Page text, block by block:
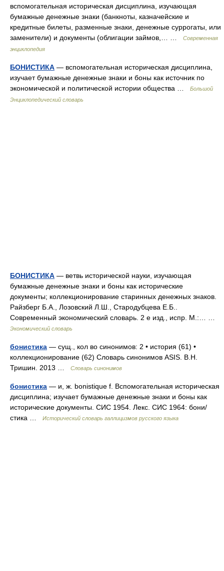
вспомогательная историческая дисциплина, изучающая
бумажные денежные знаки (банкноты, казначейские и
кредитные билеты, разменные знаки, денежные суррогаты, или
заменители) и документы (облигации займов,… …
Современная
энциклопедия
БОНИСТИКА — вспомогательная историческая дисциплина,
изучает бумажные денежные знаки и боны как источник по
экономической и политической истории общества …
Большой
Энциклопедический словарь
БОНИСТИКА — ветвь исторической науки, изучающая
бумажные денежные знаки и боны как исторические
документы; коллекционирование старинных денежных знаков.
Райзберг Б.А., Лозовский Л.Ш., Стародубцева Е.Б..
Современный экономический словарь. 2 е изд., испр. М.:… …
Экономический словарь
бонистика — сущ., кол во синонимов: 2 • история (61) •
коллекционирование (62) Словарь синонимов ASIS. В.Н.
Тришин. 2013 …
Словарь синонимов
бонистика — и, ж. bonistique f. Вспомогательная историческая
дисциплина; изучает бумажные денежные знаки и боны как
исторические документы. СИС 1954. Лекс. СИС 1964: бони/
стика …
Исторический словарь галлицизмов русского языка